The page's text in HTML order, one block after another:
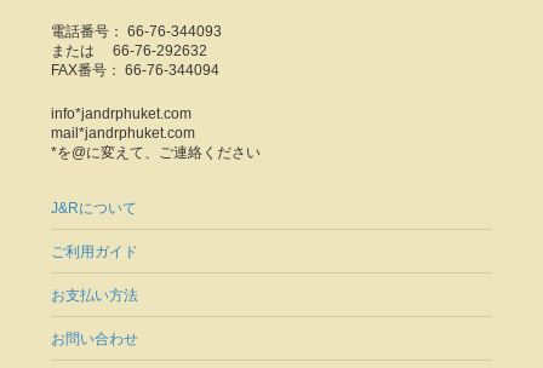
電話番号： 66-76-344093
または 66-76-292632
FAX番号： 66-76-344094
info*jandrphuket.com
mail*jandrphuket.com
*を@に変えて、ご連絡ください
J&Rについて
ご利用ガイド
お支払い方法
お問い合わせ